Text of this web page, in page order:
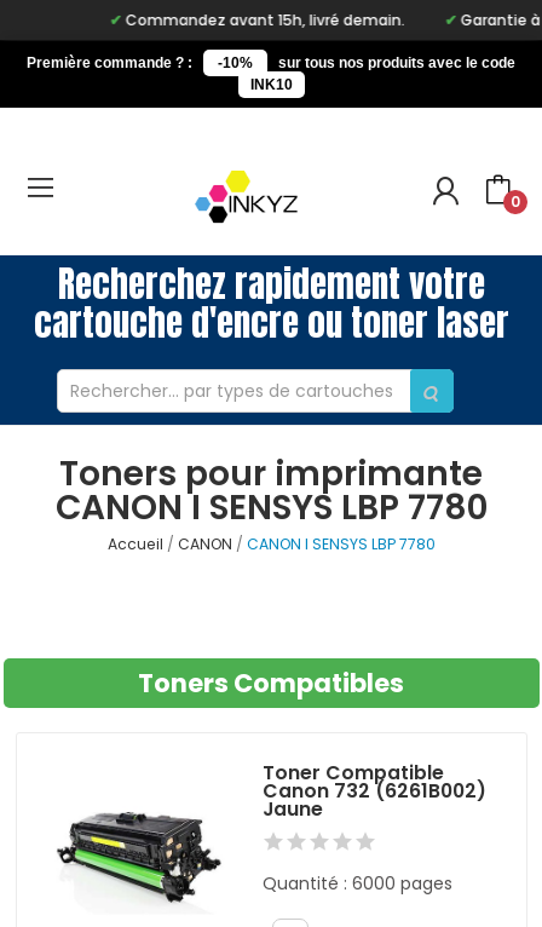
Commandez avant 15h, livré demain. Garantie à
Première commande ? : -10%
sur tous nos produits avec le code
INK10
0
Recherchez rapidement votre
cartouche d'encre ou toner laser
Toners pour imprimante
CANON I SENSYS LBP 7780
Accueil CANON CANON I SENSYS LBP 7780
Toners Compatibles
Toner Compatible
Canon 732 (6261B002)
Jaune
Quantité : 6000 pages